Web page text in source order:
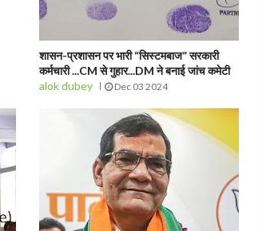
शासन-प्रशासन पर भारी “सिस्टमबाज” सरकारी
कर्मचारी ...CM से गुहार...DM ने बनाई जांच कमेटी
alok dubey
Dec 03 2024